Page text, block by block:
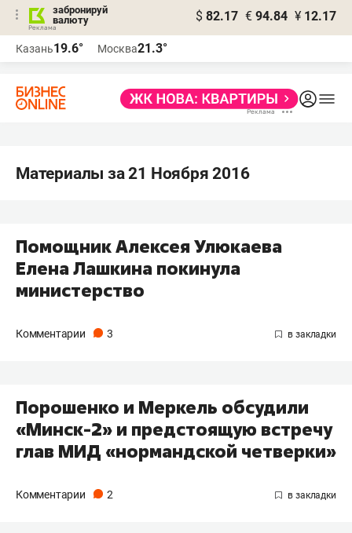
забронируй
валюту
$ 82.17 € 94.84 ¥ 12.17
Казань19.6° Москва21.3°
Материалы за 21 Ноября 2016
Помощник Алексея Улюкаева
Елена Лашкина покинула
министерство
Комментарии 3
Порошенко и Меркель обсудили
«Минск-2» и предстоящую встречу
глав МИД «нормандской четверки»
Комментарии 2